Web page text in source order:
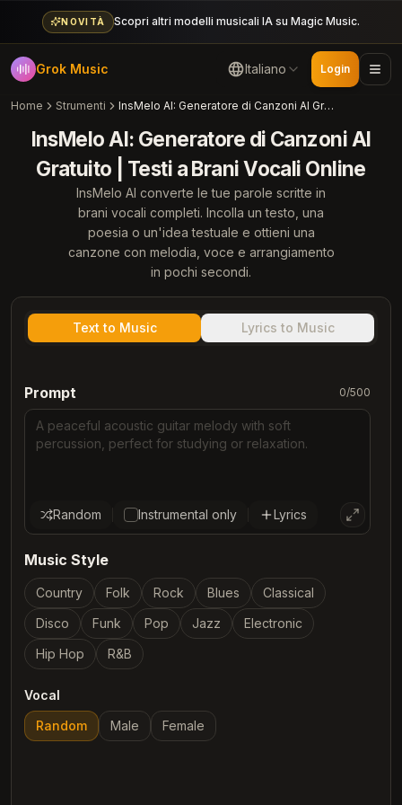
NOVITÀ Scopri altri modelli musicali IA su Magic Music.
Grok Music Italiano Login
Home Strumenti InsMelo AI: Generatore di Canzoni AI Gratuito | Testi a Brani Vocali Online
InsMelo AI: Generatore di Canzoni AI
Gratuito | Testi a Brani Vocali Online
InsMelo AI converte le tue parole scritte in
brani vocali completi. Incolla un testo, una
poesia o un'idea testuale e ottieni una
canzone con melodia, voce e arrangiamento
in pochi secondi.
Text to Music Lyrics to Music
Prompt 0/500
Random Instrumental only Lyrics
Music Style
Country Folk Rock Blues
Classical
Disco
Funk Pop Jazz
Electronic
Hip Hop
R&B
Vocal
Random
Male Female